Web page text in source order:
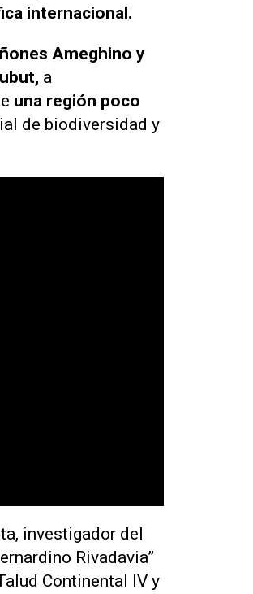
internacional.
Ameghino y
a
una región poco
de biodiversidad y
investigador del
Rivadavia”
Continental IV y